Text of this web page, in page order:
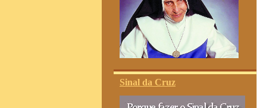
Sinal da Cruz